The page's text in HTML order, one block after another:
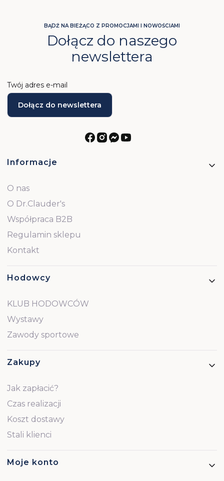
BĄDŹ NA BIEŻĄCO Z PROMOCJAMI I NOWOŚCIAMI
Dołącz do naszego
newslettera
Twój adres e-mail
Dołącz do newslettera
Linki w stopce
Informacje
O nas
O Dr.Clauder's
Współpraca B2B
Regulamin sklepu
Kontakt
Hodowcy
KLUB HODOWCÓW
Wystawy
Zawody sportowe
Zakupy
Jak zapłacić?
Czas realizacji
Koszt dostawy
Stali klienci
Moje konto